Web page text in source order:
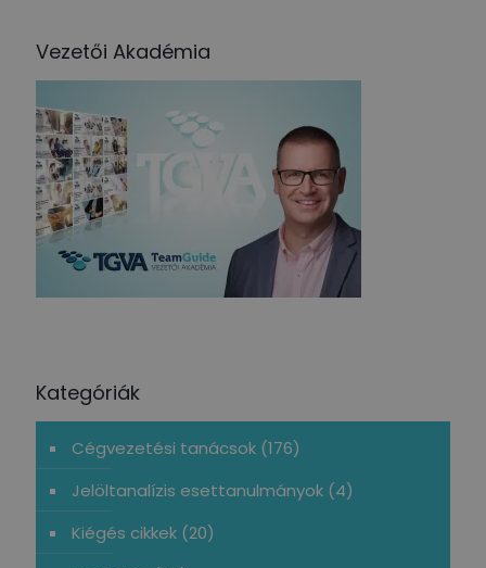
Vezetői Akadémia
Kategóriák
Cégvezetési tanácsok (176)
Jelöltanalízis esettanulmányok (4)
Kiégés cikkek (20)